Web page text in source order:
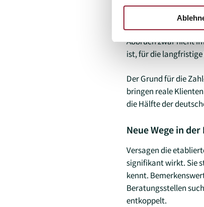
Gleichzeitig zeigen
erreichen. „Wir
beeinflusst die
Abbruch zwar nicht
ist, für die
Der Grund für die
bringen reale
die Hälfte der
Neue Wege in der
Versagen die
signifikant wirkt. Sie
kennt.
Beratungsstellen
entkoppelt.